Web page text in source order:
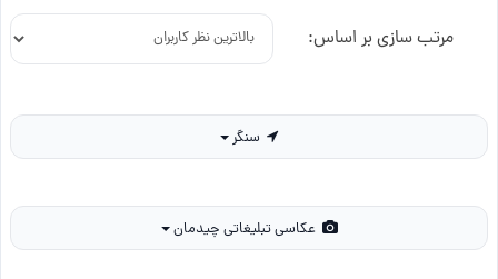
مرتب سازی بر اساس: